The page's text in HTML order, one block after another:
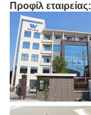
Προφίλ εταιρείας: